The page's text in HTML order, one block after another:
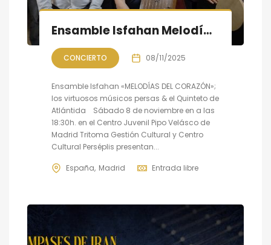
Ensamble Isfahan Melodías del corazón; Músicos persas y españoles en concierto
CONCIERTO 08/11/2025
Ensamble Isfahan «MELODÍAS DEL CORAZÓN»;
los virtuosos músicos persas & el Quinteto de
Atlántida Sábado 8 de noviembre en a las
18:30h. en el Centro Juvenil Pipo Velásco de
Madrid Tritoma Gestión Cultural y Centro
Cultural Perséplis presentan...
España Madrid Entrada libre